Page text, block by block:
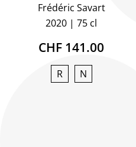
Frédéric Savart
2020
75 cl
CHF 141.00
R N